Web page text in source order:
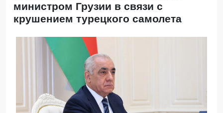
министром Грузии в связи с
крушением турецкого самолета